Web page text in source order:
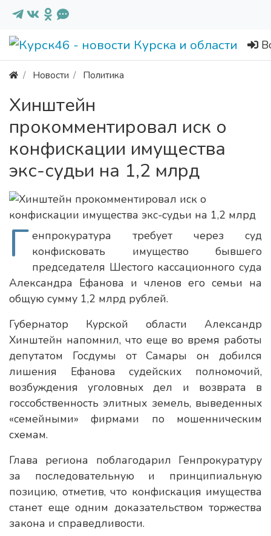
Новости Политика
Хинштейн
прокомментировал иск о
конфискации имущества
экс-судьи на 1,2 млрд
Г енпрокуратура требует через суд
конфисковать имущество бывшего
председателя Шестого кассационного суда
Александра Ефанова и членов его семьи на
общую сумму 1,2 млрд рублей.
Губернатор Курской области Александр
Хинштейн напомнил, что еще во время работы
депутатом Госдумы от Самары он добился
лишения Ефанова судейских полномочий,
возбуждения уголовных дел и возврата в
госсобственность элитных земель, выведенных
«семейными» фирмами по мошенническим
схемам.
Глава региона поблагодарил Генпрокуратуру
за последовательную и принципиальную
позицию, отметив, что конфискация имущества
станет еще одним доказательством торжества
закона и справедливости.